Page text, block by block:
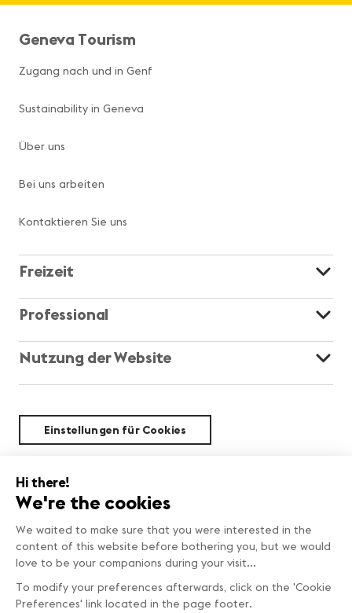
Geneva Tourism
Zugang nach und in Genf
Sustainability in Geneva
Über uns
Bei uns arbeiten
Kontaktieren Sie uns
Freizeit
Professional
Nutzung der Website
Einstellungen für Cookies
Nachhaltigkeit